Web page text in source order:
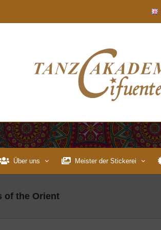
Über uns Meister der Stickerei
of the Orient